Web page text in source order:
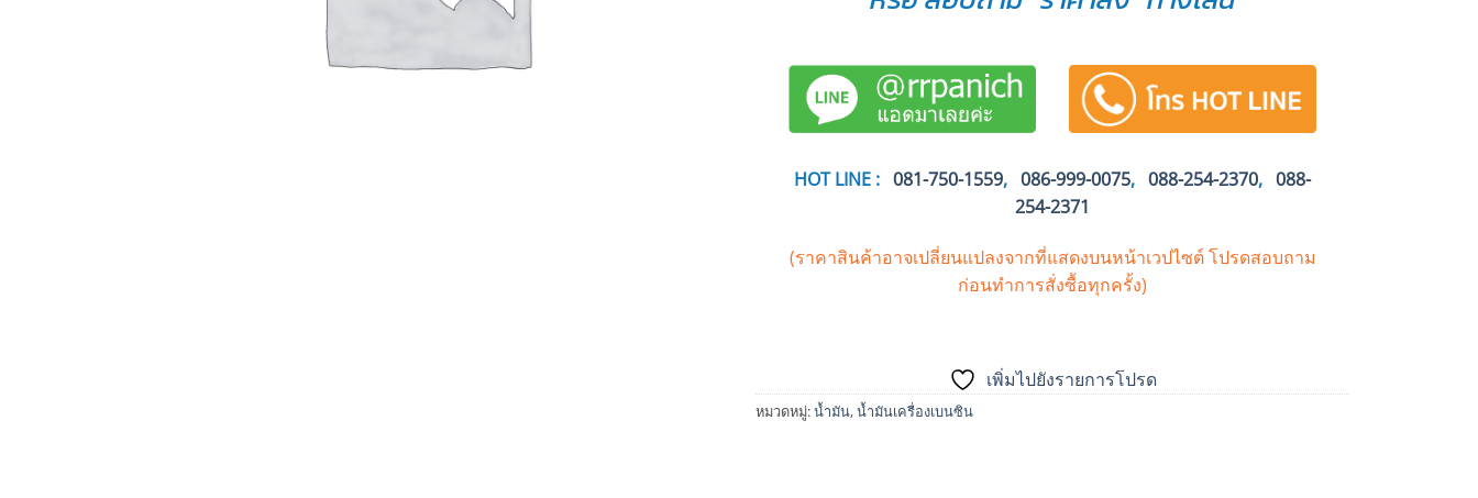
HOT LINE : 081-750-1559, 086-999-0075, 088-254-2370, 088-
254-2371
(ราคาสินค้าอาจเปลี่ยนแปลงจากที่แสดงบนหน้าเวปไซต์โปรดสอบถาม
ก่อนทำการสั่งซื้อทุกครั้ง)
เพิ่มไปยังรายการโปรด
หมวดหมู่:น้ำมัน,น้ำมันเครื่องเบนซิน